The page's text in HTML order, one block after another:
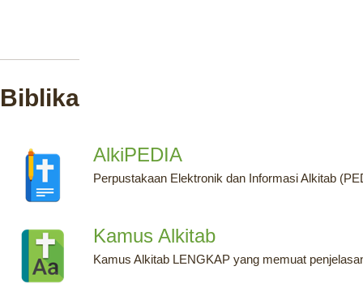
Biblika
AlkiPEDIA
Perpustakaan Elektronik dan Informasi Alkitab
Kamus Alkitab
Kamus Alkitab LENGKAP yang memuat